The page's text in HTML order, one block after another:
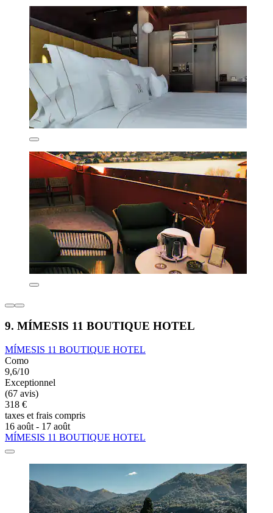
9. MÍMESIS 11 BOUTIQUE HOTEL
MÍMESIS 11 BOUTIQUE HOTEL
Como
9,6/10
Exceptionnel
(67 avis)
318 €
taxes et frais compris
16 août - 17 août
MÍMESIS 11 BOUTIQUE HOTEL